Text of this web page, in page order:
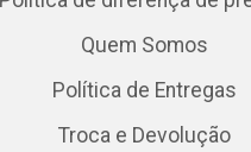
Quem Somos
Política de Entregas
Troca e Devolução